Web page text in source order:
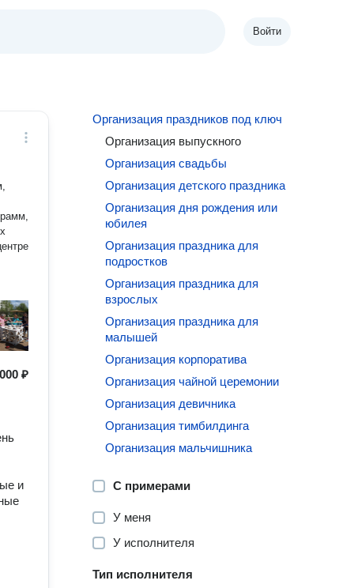
Войти
₽
и
Организация праздников под ключ
Организация выпускного
Организация свадьбы
Организация детского праздника
Организация дня рождения или
юбилея
Организация праздника для
подростков
Организация праздника для
взрослых
Организация праздника для
малышей
Организация корпоратива
Организация чайной церемонии
Организация девичника
Организация тимбилдинга
Организация мальчишника
С примерами
У меня
У исполнителя
Тип исполнителя